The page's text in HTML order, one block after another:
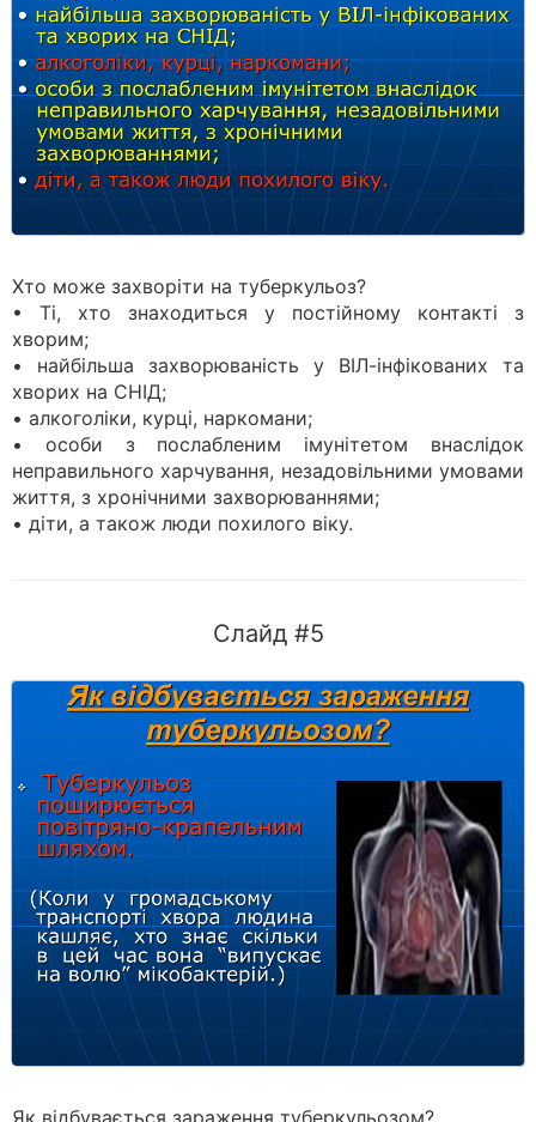
Хто може захворіти на туберкульоз?
• Ті, хто знаходиться у постійному контакті з
хворим;
• найбільша захворюваність у ВІЛ-інфікованих та
хворих на СНІД;
• алкоголіки, курці, наркомани;
• особи з послабленим імунітетом внаслідок
неправильного харчування, незадовільними умовами
життя, з хронічними захворюваннями;
• діти, а також люди похилого віку.
Слайд #5
Як відбувається зараження туберкульозом?